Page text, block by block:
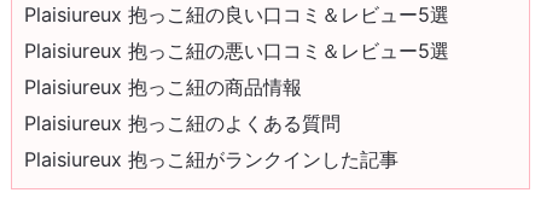
Plaisiureux 抱っこ紐の良い口コミ＆レビュー5選
Plaisiureux 抱っこ紐の悪い口コミ＆レビュー5選
Plaisiureux 抱っこ紐の商品情報
Plaisiureux 抱っこ紐のよくある質問
Plaisiureux 抱っこ紐がランクインした記事